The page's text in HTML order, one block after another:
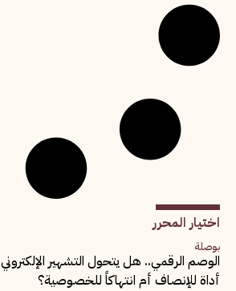
اختيار المحرر
بوصلة
الوصم الرقمي.. هل يتحول التشهير الإلكتروني
أداة للإنصاف أم انتهاكاً للخصوصية؟